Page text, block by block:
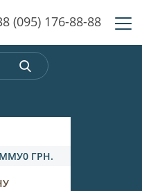
(095) 176-88-88
0 ГРН.